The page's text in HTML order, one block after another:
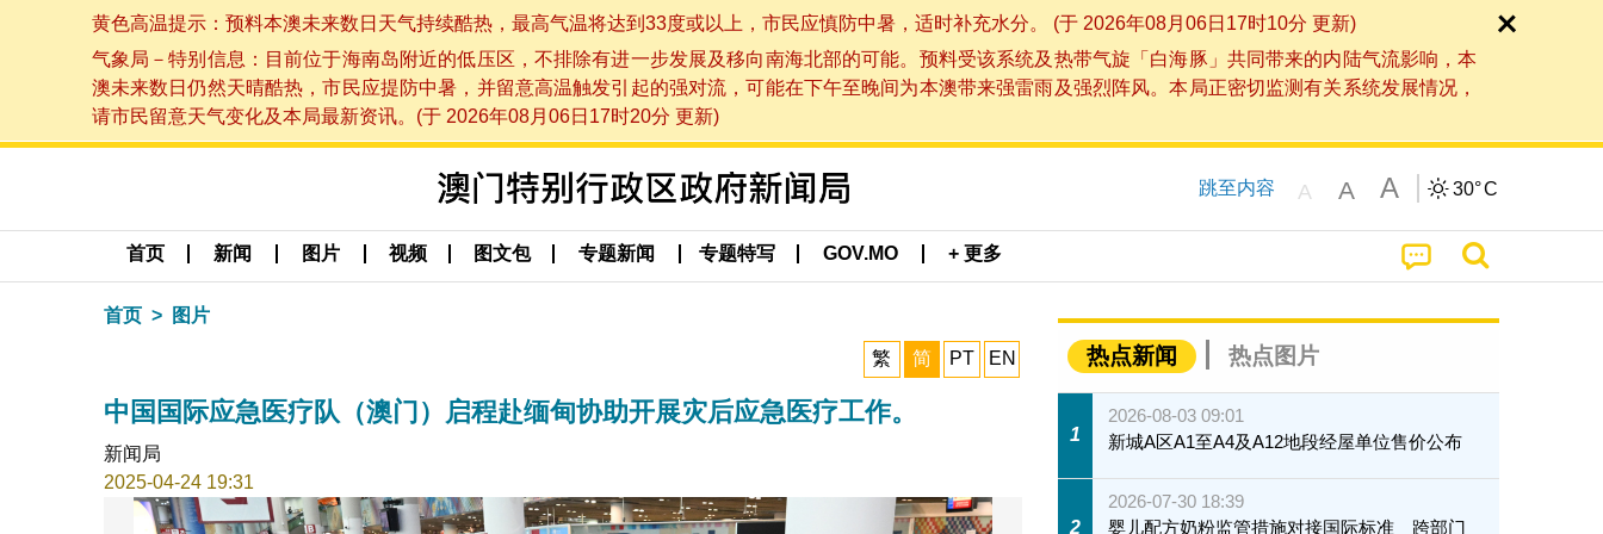
黄色高温提示：预料本澳未来数日天气持续酷热，最高气温将达到33度或以上，市民应慎防中暑，适时补充水分。 (于 2026年08月06日17时10分 更新)
气象局－特别信息：目前位于海南岛附近的低压区，不排除有进一步发展及移向南海北部的可能。预料受该系统及热带气旋「白海豚」共同带来的内陆气流影响，本
澳未来数日仍然天晴酷热，市民应提防中暑，并留意高温触发引起的强对流，可能在下午至晚间为本澳带来强雷雨及强烈阵风。本局正密切监测有关系统发展情况，
请市民留意天气变化及本局最新资讯。(于 2026年08月06日17时20分 更新)
跳至内容 A A A 30°C
首页 新闻 图片 视频 图文包 专题新闻 专题特写 GOV.MO + 更多
首页 图片
繁 简 PT EN
中国国际应急医疗队（澳门）启程赴缅甸协助开展灾后应急医疗工作。
新闻局
2025-04-24 19:31
热点新闻 热点图片
1
2026-08-03 09:01
新城A区A1至A4及A12地段经屋单位售价公布
2
2026-07-30 18:39
婴儿配方奶粉监管措施对接国际标准 跨部门